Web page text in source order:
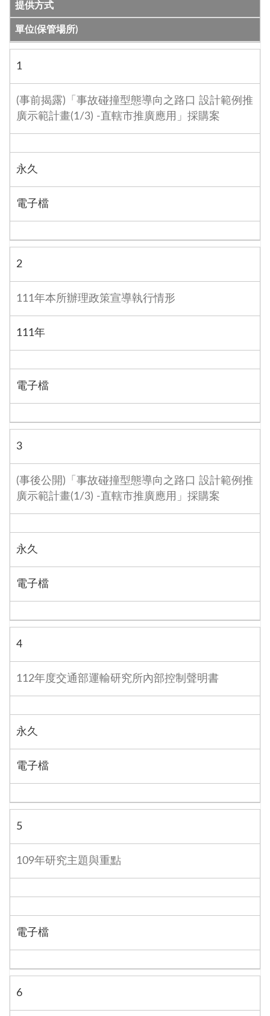
提供方式
單位(保管場所)
1
(事前揭露)「事故碰撞型態導向之路口 設計範例推
廣示範計畫(1/3) -直轄市推廣應用」採購案
永久
電子檔
2
111年本所辦理政策宣導執行情形
111年
電子檔
3
(事後公開)「事故碰撞型態導向之路口 設計範例推
廣示範計畫(1/3) -直轄市推廣應用」採購案
永久
電子檔
4
112年度交通部運輸研究所內部控制聲明書
永久
電子檔
5
109年研究主題與重點
電子檔
6